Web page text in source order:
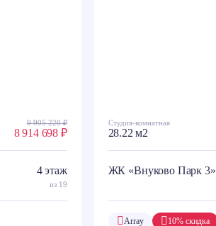
9 905 220 ₽
8 914 698 ₽
4 этаж
из 19
Студия-комнатная
28.22 м2
ЖК «Внуково Парк 3»
10% скидка
Array